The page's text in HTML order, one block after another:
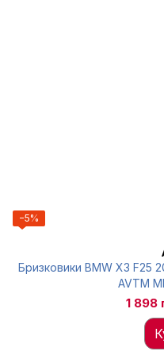
−5%
Бризковики BMW X3 F25
AVTM
1 898